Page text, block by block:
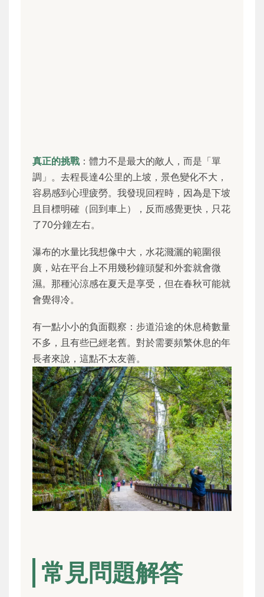
真正的挑戰 ：體力不是最大的敵人，而是「單
調」。去程長達4公里的上坡，景色變化不大，
容易感到心理疲勞。我發現回程時，因為是下坡
且目標明確（回到車上），反而感覺更快，只花
了70分鐘左右。
瀑布的水量比我想像中大，水花濺灑的範圍很
廣，站在平台上不用幾秒鐘頭髮和外套就會微
濕。那種沁涼感在夏天是享受，但在春秋可能就
會覺得冷。
有一點小小的負面觀察：步道沿途的休息椅數量
不多，且有些已經老舊。對於需要頻繁休息的年
長者來說，這點不太友善。
常見問題解答